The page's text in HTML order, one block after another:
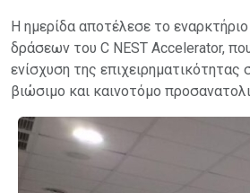
Η ημερίδα αποτέλεσε το εναρκτήριο
δράσεων του C NEST Accelerator,
ενίσχυση της επιχειρηματικότητας
βιώσιμο και καινοτόμο